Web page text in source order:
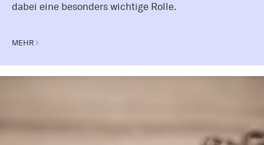
dabei eine besonders wichtige Rolle.
MEHR